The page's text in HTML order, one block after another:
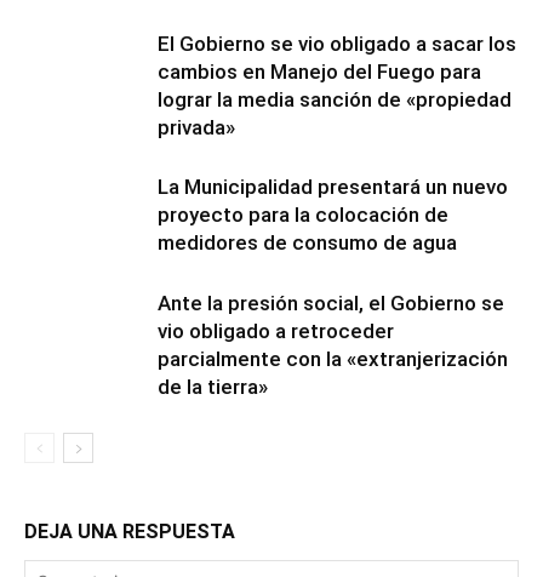
El Gobierno se vio obligado a sacar los
cambios en Manejo del Fuego para
lograr la media sanción de «propiedad
privada»
La Municipalidad presentará un nuevo
proyecto para la colocación de
medidores de consumo de agua
Ante la presión social, el Gobierno se
vio obligado a retroceder
parcialmente con la «extranjerización
de la tierra»
DEJA UNA RESPUESTA